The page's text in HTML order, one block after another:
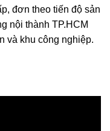
đơn theo tiến độ sản
nội thành TP.HCM
và khu công nghiệp.